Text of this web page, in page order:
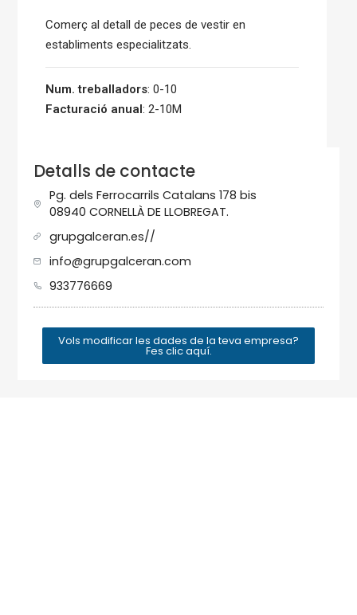
Comerç al detall de peces de vestir en
establiments especialitzats.
Num. treballadors: 0-10
Facturació anual: 2-10M
Detalls de contacte
Pg. dels Ferrocarrils Catalans 178 bis
08940 CORNELLÀ DE LLOBREGAT.
grupgalceran.es//
info@grupgalceran.com
933776669
Vols modificar les dades de la teva empresa?
Fes clic aquí.